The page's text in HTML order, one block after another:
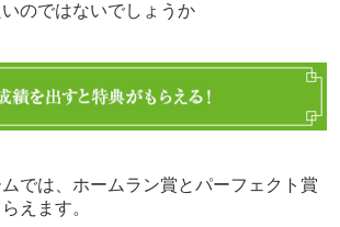
のではないでしょうか
では、ホームラン賞とパーフェクト賞
えます。